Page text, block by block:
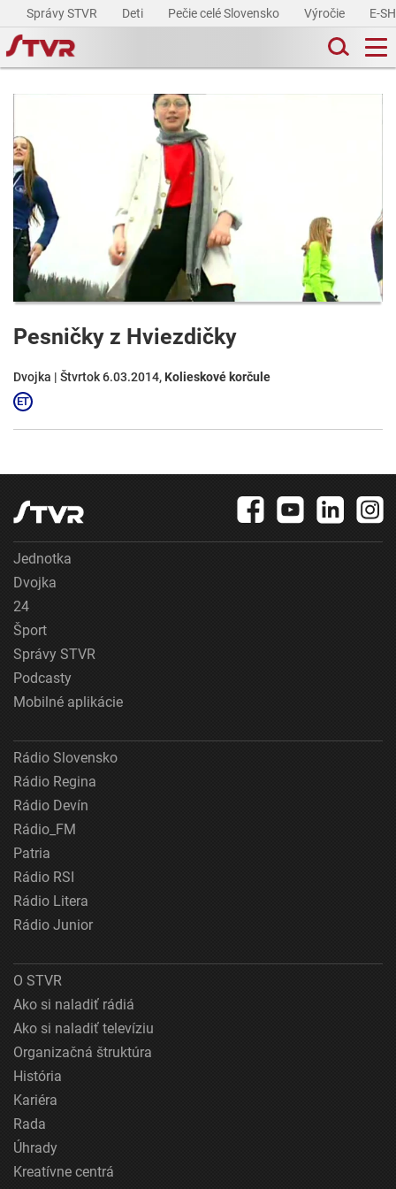
Správy STVR Deti Pečie celé Slovensko Výročie E-
Pesničky z Hviezdičky
Dvojka | Štvrtok 6.03.2014, Kolieskové korčule
Jednotka
Dvojka
24
Šport
Správy STVR
Podcasty
Mobilné aplikácie
Rádio Slovensko
Rádio Regina
Rádio Devín
Rádio_FM
Patria
Rádio RSI
Rádio Litera
Rádio Junior
O STVR
Ako si naladiť rádiá
Ako si naladiť televíziu
Organizačná štruktúra
História
Kariéra
Rada
Úhrady
Kreatívne centrá